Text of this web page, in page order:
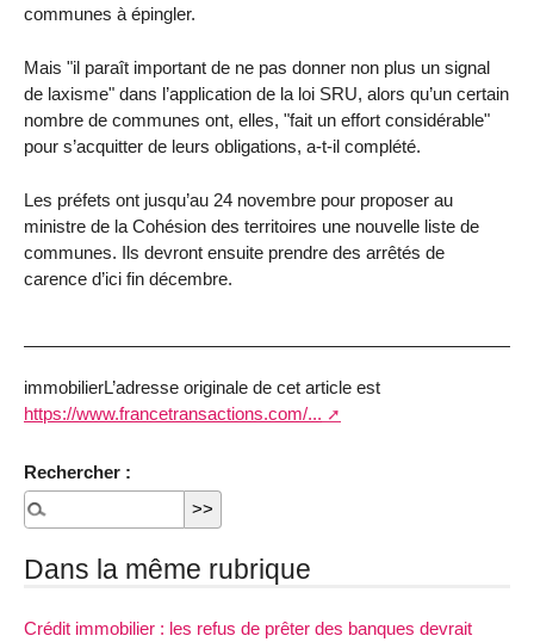
communes à épingler.
Mais "il paraît important de ne pas donner non plus un signal
de laxisme" dans l’application de la loi SRU, alors qu’un certain
nombre de communes ont, elles, "fait un effort considérable"
pour s’acquitter de leurs obligations, a-t-il complété.
Les préfets ont jusqu’au 24 novembre pour proposer au
ministre de la Cohésion des territoires une nouvelle liste de
communes. Ils devront ensuite prendre des arrêtés de
carence d’ici fin décembre.
immobilierL’adresse originale de cet article est
https://www.francetransactions.com/...
Rechercher :
Dans la même rubrique
Crédit immobilier : les refus de prêter des banques devrait